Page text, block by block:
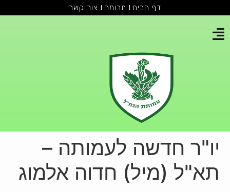
דף הבית תרומה צור קשר
יו"ר חדשה לעמותה –
תא"ל (מיל) חדוה אלמוג